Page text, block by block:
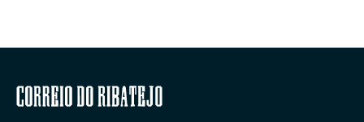
Correio do Ribatejo